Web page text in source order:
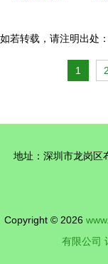
就业前景与
易
营
如若转载，请注明出处
1 2
地址：深圳市龙岗区
Copyright © 2026
有限公司